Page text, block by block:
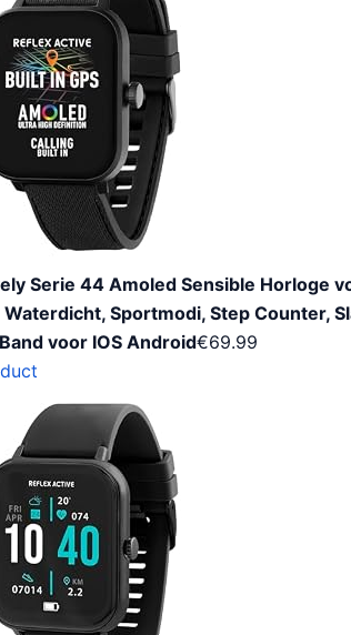
Serie 44 Amoled Sensible Horloge
Waterdicht, Sportmodi, Step Counter,
voor IOS Android€69.99